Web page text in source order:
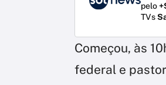
pelo
TVs
Começou, às
federal e